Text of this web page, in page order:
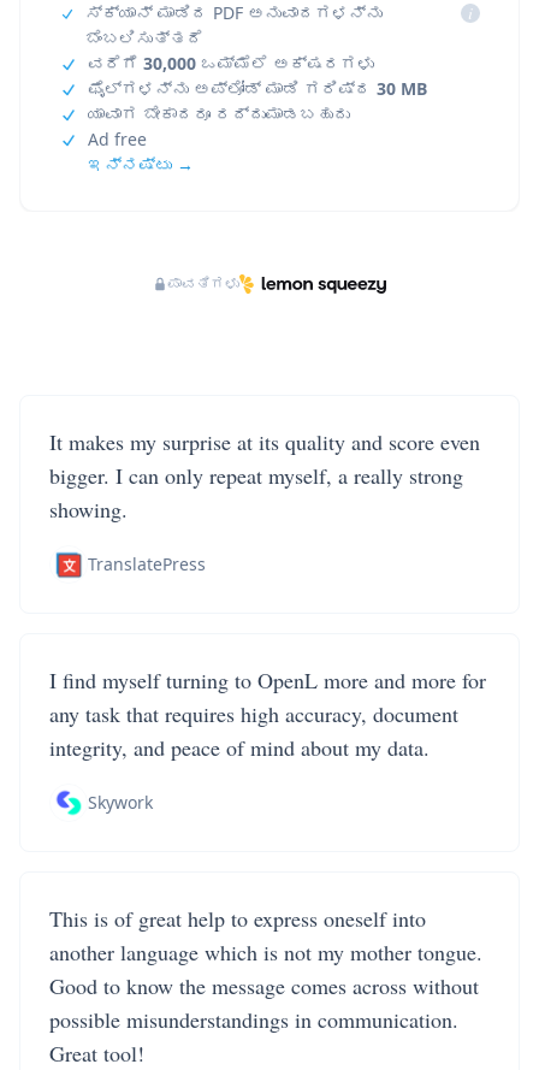
ಸ್ಕ್ಯಾನ್ ಮಾಡಿದ PDF ಅನುವಾದಗಳನ್ನು
ಬೆಂಬಲಿಸುತ್ತದೆ
i
ವರೆಗೆ 30,000 ಒಮ್ಮೆಲೆ ಅಕ್ಷರಗಳು
ಫೈಲ್‌ಗಳನ್ನು ಅಪ್‌ಲೋಡ್ ಮಾಡಿ ಗರಿಷ್ಠ 30 MB
ಯಾವಾಗ ಬೇಕಾದರೂ ರದ್ದುಮಾಡಬಹುದು
Ad free
ಇನ್ನಷ್ಟು →
ಪಾವತಿಗಳು
It makes my surprise at its quality and score even
bigger. I can only repeat myself, a really strong
showing.
TranslatePress
I find myself turning to OpenL more and more for
any task that requires high accuracy, document
integrity, and peace of mind about my data.
Skywork
This is of great help to express oneself into
another language which is not my mother tongue.
Good to know the message comes across without
possible misunderstandings in communication.
Great tool!